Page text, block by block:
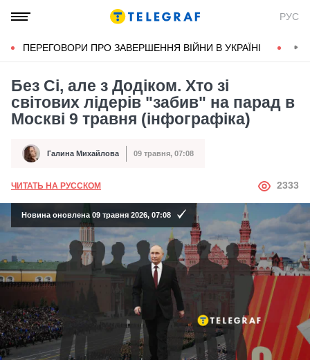
РУС
ПЕРЕГОВОРИ ПРО ЗАВЕРШЕННЯ ВІЙНИ В УКРАЇНІ
Без Сі, але з Додіком. Хто зі
світових лідерів "забив" на парад в
Москві 9 травня (інфографіка)
Автор Галина Михайлова
Дата публікації 09 травня, 07:08
ЧИТАТЬ НА РУССКОМ АВТОР
2333
Новина оновлена 09 травня 2026, 07:08